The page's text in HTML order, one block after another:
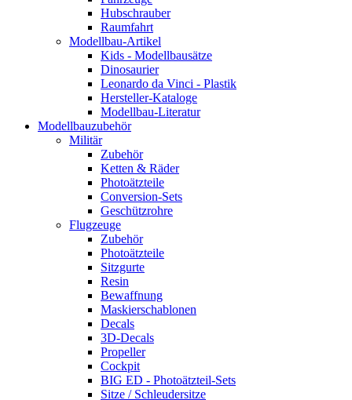
Hubschrauber
Raumfahrt
Modellbau-Artikel
Kids - Modellbausätze
Dinosaurier
Leonardo da Vinci - Plastik
Hersteller-Kataloge
Modellbau-Literatur
Modellbauzubehör
Militär
Zubehör
Ketten & Räder
Photoätzteile
Conversion-Sets
Geschützrohre
Flugzeuge
Zubehör
Photoätzteile
Sitzgurte
Resin
Bewaffnung
Maskierschablonen
Decals
3D-Decals
Propeller
Cockpit
BIG ED - Photoätzteil-Sets
Sitze / Schleudersitze